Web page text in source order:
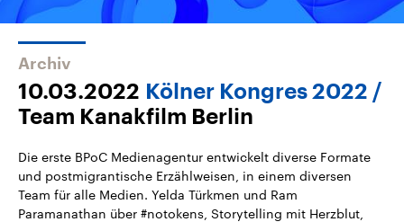
Archiv
10.03.2022 Kölner Kongres 2022
Team Kanakfilm Berlin
Die erste BPoC Medienagentur entwickelt diverse Formate
und postmigrantische Erzählweisen, in einem diversen
Team für alle Medien. Yelda Türkmen und Ram
Paramanathan über #notokens, Storytelling mit Herzblut,